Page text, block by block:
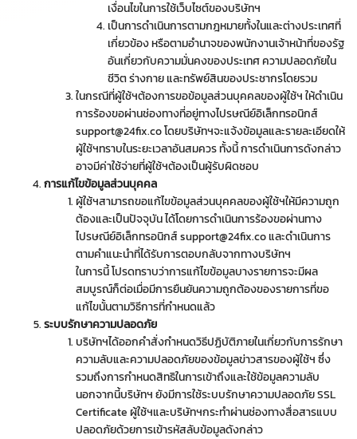
เงื่อนไขในการใช้เว็บไซต์ของบริษัทฯ
เป็นการดำเนินการตามกฎหมายทั้งในและต่างประเทศที่
เกี่ยวข้อง หรือตามอำนาจของพนักงานเจ้าหน้าที่ของรัฐ
อันเกี่ยวกับความมั่นคงของประเทศ ความปลอดภัยใน
ชีวิต ร่างกาย และทรัพย์สินของประชากรโดยรวม
ในกรณีที่ผู้ใช้ฯต้องการขอข้อมูลส่วนบุคคลของผู้ใช้ฯ ให้ดำเนิน
การร้องขอผ่านช่องทางที่อยู่ทางไปรษณีย์อิเล็กทรอนิกส์
support@24fix.coโดยบริษัทฯจะแจ้งข้อมูลและรายละเอียดให้
ผู้ใช้ฯทราบในระยะเวลาอันสมควร ทั้งนี้ การดำเนินการดังกล่าว
อาจมีค่าใช้จ่ายที่ผู้ใช้ฯต้องเป็นผู้รับผิดชอบ
การแก้ไขข้อมูลส่วนบุคคล
ผู้ใช้ฯสามารถขอแก้ไขข้อมูลส่วนบุคคลของผู้ใช้ฯให้มีความถูก
ต้องและเป็นปัจจุบัน ได้โดยการดำเนินการร้องขอผ่านทาง
ไปรษณีย์อิเล็กทรอนิกส์support@24fix.coและดำเนินการ
ตามคำแนะนำที่ได้รับการตอบกลับจากทางบริษัทฯ
ในการนี้ โปรดทราบว่าการแก้ไขข้อมูลบางรายการจะมีผล
สมบูรณ์ก็ต่อเมื่อมีการยืนยันความถูกต้องของรายการที่ขอ
แก้ไขนั้นตามวิธีการที่กำหนดแล้ว
ระบบรักษาความปลอดภัย
บริษัทฯได้ออกคำสั่งกำหนดวิธีปฏิบัติภายในเกี่ยวกับการรักษา
ความลับและความปลอดภัยของข้อมูลข่าวสารของผู้ใช้ฯ ซึ่ง
รวมถึงการกำหนดสิทธิในการเข้าถึงและใช้ข้อมูลความลับ
นอกจากนี้บริษัทฯ ยังมีการใช้ระบบรักษาความปลอดภัย SSL
Certificate ผู้ใช้ฯและบริษัทฯกระทำผ่านช่องทางสื่อสารแบบ
ปลอดภัยด้วยการเข้ารหัสลับข้อมูลดังกล่าว